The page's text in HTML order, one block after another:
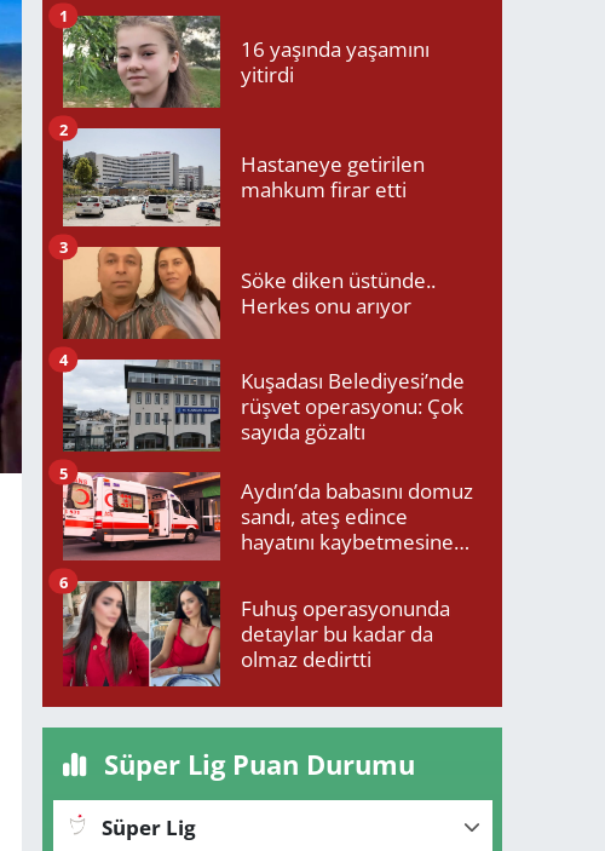
16 yaşında yaşamını
yitirdi
1
Hastaneye getirilen
mahkum firar etti
2
Söke diken üstünde..
Herkes onu arıyor
3
Kuşadası Belediyesi’nde
rüşvet operasyonu: Çok
sayıda gözaltı
4
Aydın’da babasını domuz
sandı, ateş edince
hayatını kaybetmesine
5
Fuhuş operasyonunda
detaylar bu kadar da
olmaz dedirtti
6
Süper Lig Puan Durumu
Süper Lig